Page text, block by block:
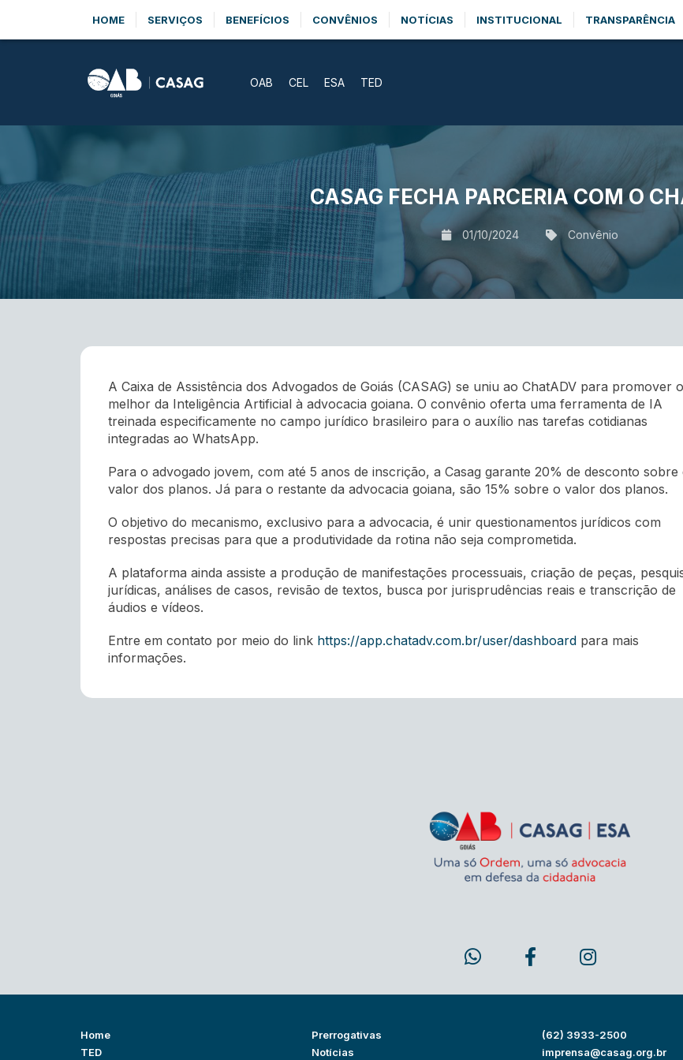
HOME SERVIÇOS BENEFÍCIOS CONVÊNIOS NOTÍCIAS INSTITUCIONAL TRANSPARÊNCIA
OAB CEL ESA TED
CASAG FECHA PARCERIA COM O
01/10/2024 Convênio
A Caixa de Assistência dos Advogados de Goiás (CASAG) se uniu ao ChatADV para promover o
melhor da Inteligência Artificial à advocacia goiana. O convênio oferta uma ferramenta de IA
treinada especificamente no campo jurídico brasileiro para o auxílio nas tarefas cotidianas
integradas ao WhatsApp.
Para o advogado jovem, com até 5 anos de inscrição, a Casag garante 20% de desconto sobre
valor dos planos. Já para o restante da advocacia goiana, são 15% sobre o valor dos planos.
O objetivo do mecanismo, exclusivo para a advocacia, é unir questionamentos jurídicos com
respostas precisas para que a produtividade da rotina não seja comprometida.
A plataforma ainda assiste a produção de manifestações processuais, criação de peças,
jurídicas, análises de casos, revisão de textos, busca por jurisprudências reais e transcrição de
áudios e vídeos.
Entre em contato por meio do link https://app.chatadv.com.br/user/dashboard para mais
informações.
Home
TED
Prerrogativas
Notícias
(62) 3933-2500
imprensa@casag.org.br